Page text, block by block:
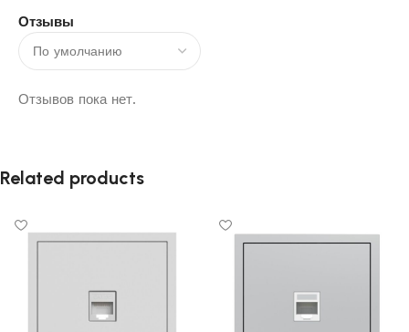
Отзывы
Отзывов пока нет.
Related products